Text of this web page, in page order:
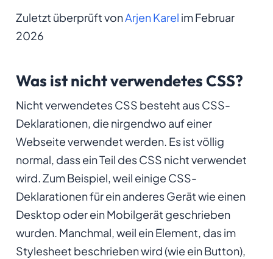
Zuletzt überprüft vonArjen Karel im Februar
2026
Was ist nicht verwendetes CSS?
Nicht verwendetes CSS besteht aus CSS-
Deklarationen, die nirgendwo auf einer
Webseite verwendet werden. Es ist völlig
normal, dass ein Teil des CSS nicht verwendet
wird. Zum Beispiel, weil einige CSS-
Deklarationen für ein anderes Gerät wie einen
Desktop oder ein Mobilgerät geschrieben
wurden. Manchmal, weil ein Element, das im
Stylesheet beschrieben wird (wie ein Button),